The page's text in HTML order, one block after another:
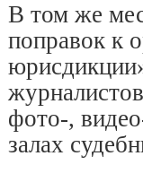
В том же
поправок к
фото-,
залах